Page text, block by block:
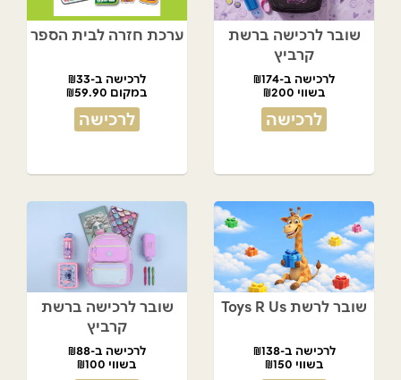
שובר לרכישה ברשת
קרביץ
לרכישה ב-₪174
בשווי ₪200
לרכישה
ערכת חזרה לבית הספר
לרכישה ב-₪33
במקום ₪59.90
לרכישה
שובר לרשת Toys R Us
לרכישה ב-₪138
בשווי ₪150
שובר לרכישה ברשת
קרביץ
לרכישה ב-₪88
בשווי ₪100